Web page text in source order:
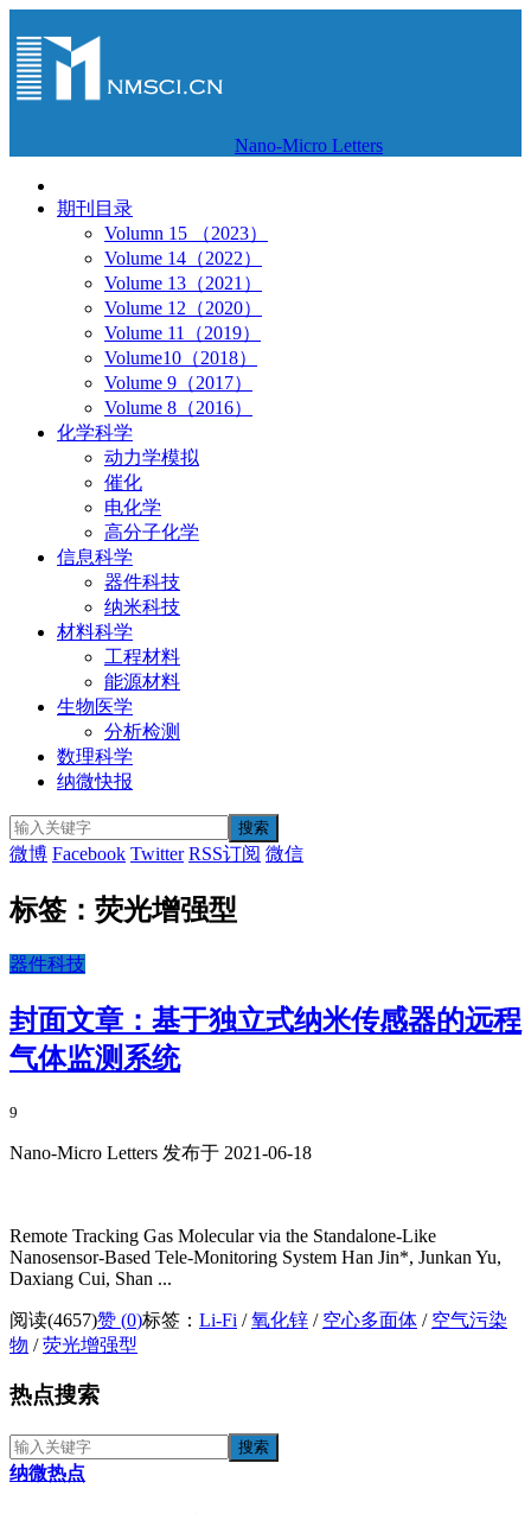
Nano-Micro Letters
期刊目录
Volumn 15 （2023）
Volume 14（2022）
Volume 13（2021）
Volume 12（2020）
Volume 11（2019）
Volume10（2018）
Volume 9（2017）
Volume 8（2016）
化学科学
动力学模拟
催化
电化学
高分子化学
信息科学
器件科技
纳米科技
材料科学
工程材料
能源材料
生物医学
分析检测
数理科学
纳微快报
微博 Facebook Twitter RSS订阅 微信
标签：荧光增强型
器件科技
封面文章：基于独立式纳米传感器的远程
气体监测系统
9
Nano-Micro Letters 发布于 2021-06-18
Remote Tracking Gas Molecular via the Standalone-Like
Nanosensor-Based Tele-Monitoring System Han Jin*, Junkan Yu,
Daxiang Cui, Shan ...
阅读(4657)赞 (0)标签： Li-Fi /氧化锌 / 空心多面体 / 空气污染
物 /荧光增强型
热点搜索
纳微热点